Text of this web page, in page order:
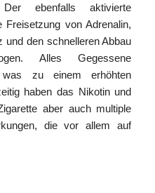
ebenfalls aktivierte
von Adrenalin,
und den schnelleren Abbau
Alles Gegessene
was zu einem erhöhten
haben das Nikotin und
aber auch multiple
die vor allem auf